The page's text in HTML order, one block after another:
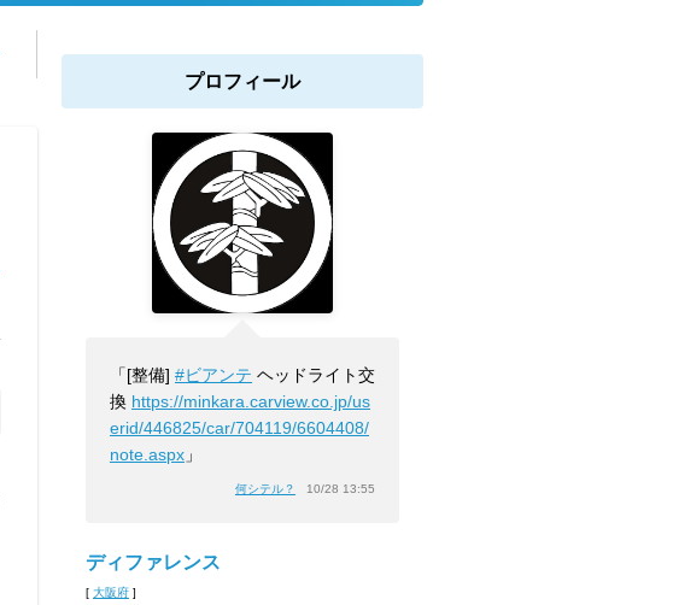
プロフィール
「[整備] #ビアンテ ヘッドライト交
換 https://minkara.carview.co.jp/us
erid/446825/car/704119/6604408/
note.aspx 」
何シテル？ 10/28 13:55
ディファレンス
[ 大阪府 ]